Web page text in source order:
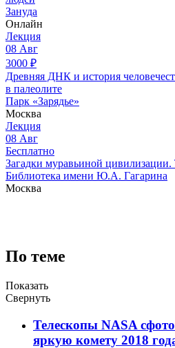
Зануда
Онлайн
Лекция
08 Авг
3000 ₽
Древняя ДНК и история
в палеолите
Парк «Зарядье»
Москва
Лекция
08 Авг
Бесплатно
Загадки муравьиной
Библиотека имени Ю.А. Гагарина
Москва
По теме
Показать
Свернуть
Телескопы NASA
яркую комету 2018